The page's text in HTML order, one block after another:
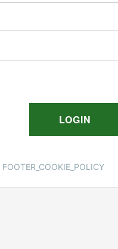
FOOTER_COOKIE_POLICY